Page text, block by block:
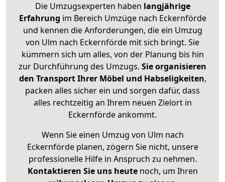
Die Umzugsexperten haben langjährige
Erfahrung im Bereich Umzüge nach Eckernförde
und kennen die Anforderungen, die ein Umzug
von Ulm nach Eckernförde mit sich bringt. Sie
kümmern sich um alles, von der Planung bis hin
zur Durchführung des Umzugs. Sie organisieren
den Transport Ihrer Möbel und Habseligkeiten,
packen alles sicher ein und sorgen dafür, dass
alles rechtzeitig an Ihrem neuen Zielort in
Eckernförde ankommt.
Wenn Sie einen Umzug von Ulm nach
Eckernförde planen, zögern Sie nicht, unsere
professionelle Hilfe in Anspruch zu nehmen.
Kontaktieren Sie uns heutenoch, um Ihren